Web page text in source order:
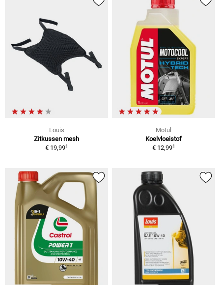
Louis
Zitkussen mesh
€ 19,991
Motul
Koelvloeistof
€ 12,991